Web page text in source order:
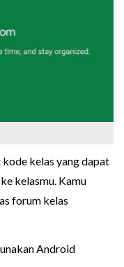
kelas yang dapat
kelasmu. Kamu
forum kelas
Android